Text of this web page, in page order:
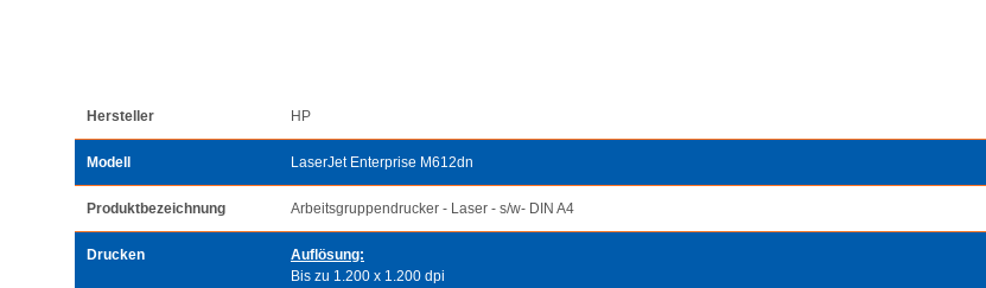
Hersteller HP
Modell LaserJet Enterprise M612dn
Produktbezeichnung Arbeitsgruppendrucker - Laser - s/w- DIN A4
Drucken
Auflösung:
Bis zu 1.200 x 1.200 dpi